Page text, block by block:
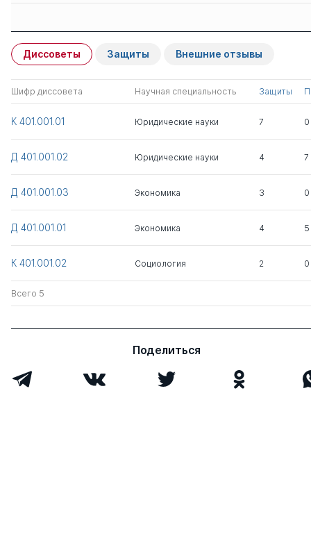
Мухопад Владимир
Иванович
Сабиржанович
Прокш Максим
Юльевич
к.ю.н. 1
Рыжов Игорь
Викторович
д.э.н. 0 55
Диссоветы Защиты Внешние отзывы
Шифр диссовета Научная специальность Защиты
К 401.001.01 Юридические науки 7 0
Д 401.001.02 Юридические науки 4 7
Д 401.001.03 Экономика 3 0
Д 401.001.01 Экономика 4 5
К 401.001.02 Социология 2 0
Всего 5
Поделиться